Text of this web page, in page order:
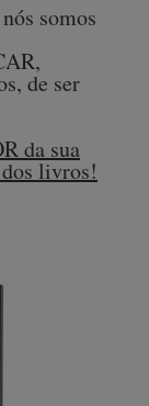
somos
de ser
da sua
livros!